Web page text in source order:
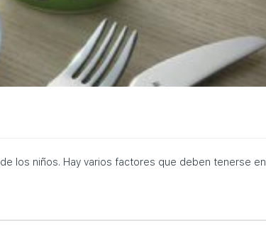
los niños. Hay varios factores que deben tenerse en